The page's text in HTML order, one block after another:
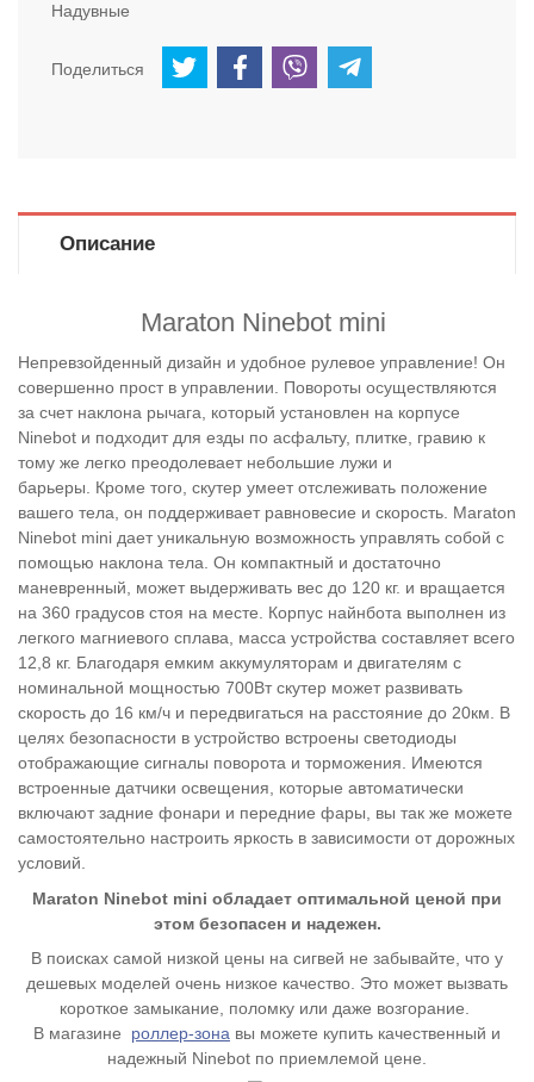
Надувные
Поделиться
Описание
Maraton Ninebot mini
Непревзойденный дизайн и удобное рулевое управление! Он
совершенно прост в управлении. Повороты осуществляются
за счет наклона рычага, который установлен на корпусе
Ninebot и подходит для езды по асфальту, плитке, гравию к
тому же легко преодолевает небольшие лужи и
барьеры.
Кроме того, скутер умеет отслеживать положение
вашего тела, он поддерживает равновесие и скорость. Maraton
Ninebot mini дает уникальную возможность управлять собой с
помощью наклона тела. Он компактный и достаточно
маневренный, может выдерживать вес до 120 кг. и вращается
на 360 градусов стоя на месте. Корпус найнбота выполнен из
легкого магниевого сплава, масса устройства составляет всего
12,8 кг. Благодаря емким аккумуляторам и двигателям с
номинальной мощностью 700Вт скутер может развивать
скорость до 16 км/ч и передвигаться на расстояние до 20км. В
целях безопасности в устройство встроены светодиоды
отображающие сигналы поворота и торможения. Имеются
встроенные датчики освещения, которые автоматически
включают задние фонари и передние фары, вы так же можете
самостоятельно настроить яркость в зависимости от дорожных
условий.
Maraton Ninebot mini обладает оптимальной ценой при
этом безопасен и надежен.
В поисках самой низкой цены на сигвей не забывайте, что у
дешевых моделей очень низкое качество. Это может вызвать
короткое замыкание, поломку или даже возгорание.
В магазине
роллер-зона вы можете купить качественный и
надежный Ninebot по приемлемой цене.